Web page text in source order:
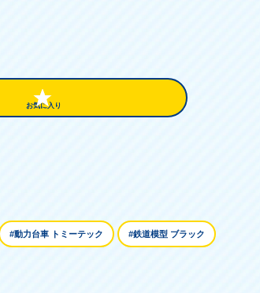
お気に入り
#動力台車 トミーテック #鉄道模型 ブラック